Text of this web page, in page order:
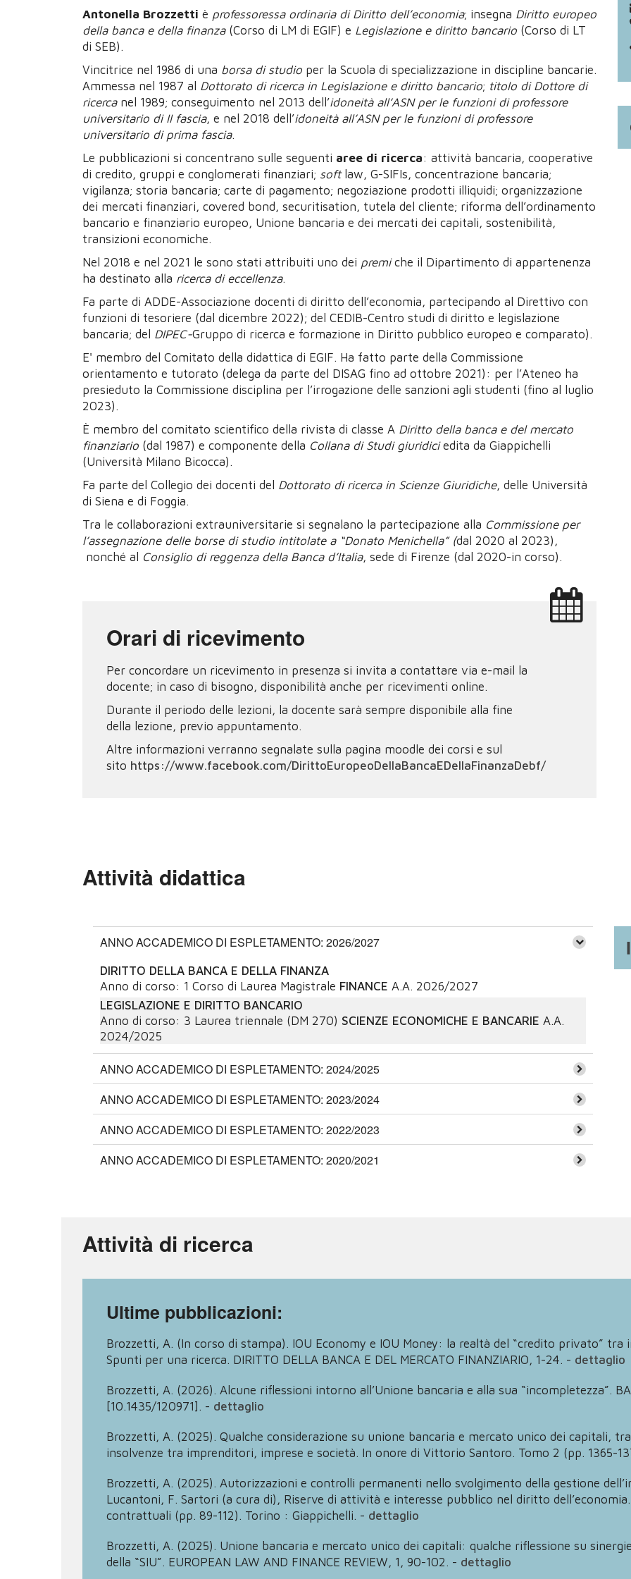
Antonella Brozzetti è professoressa ordinaria di Diritto dell’economia; insegna Diritto europeo
della banca e della finanza(Corso di LM di EGIF) e Legislazione e diritto bancario (Corso di LT
di SEB).
Vincitrice nel 1986 di una borsa di studio per la Scuola di specializzazione in discipline bancarie.
Ammessa nel 1987 al Dottorato di ricerca in Legislazione e diritto bancario; titolo di Dottore di
ricercanel 1989; conseguimento nel 2013 dell’idoneità all’ASN per le funzioni di professore
universitario di II fascia, e nel 2018 dell’idoneità all’ASN per le funzioni di professore
universitario di prima fascia.
Le pubblicazioni si concentrano sulle seguenti aree di ricerca: attività bancaria, cooperative
di credito, gruppi e conglomerati finanziari; soft law, G-SIFIs, concentrazione bancaria;
vigilanza; storia bancaria; carte di pagamento; negoziazione prodotti illiquidi; organizzazione
dei mercati finanziari, covered bond, securitisation, tutela del cliente; riforma dell’ordinamento
bancario e finanziario europeo, Unione bancaria e dei mercati dei capitali, sostenibilità,
transizioni economiche.
Nel 2018 e nel 2021 le sono stati attribuiti uno dei premiche il Dipartimento di appartenenza
ha destinato alla ricerca di eccellenza.
Fa parte di ADDE-Associazione docenti di diritto dell’economia, partecipando al Direttivo con
funzioni di tesoriere (dal dicembre 2022); del CEDIB-Centro studi di diritto e legislazione
bancaria; del DIPEC-Gruppo di ricerca e formazione in Diritto pubblico europeo e comparato).
E' membro del Comitato della didattica di EGIF. Ha fatto parte della Commissione
orientamento e tutorato (delega da parte del DISAG fino ad ottobre 2021): per l’Ateneo ha
presieduto la Commissione disciplina per l’irrogazione delle sanzioni agli studenti (fino al luglio
2023).
È membro del comitato scientifico della rivista di classe A Diritto della banca e del mercato
finanziario (dal 1987) e componente della Collana di Studi giuridiciedita da Giappichelli
(Università Milano Bicocca).
Fa parte del Collegio dei docenti del Dottorato di ricerca in Scienze Giuridiche, delle Università
di Siena e di Foggia.
Tra le collaborazioni extrauniversitarie si segnalano la partecipazione alla Commissione per
l’assegnazione delle borse di studio intitolate a “Donato Menichella” (dal 2020 al 2023),
nonché al Consiglio di reggenza della Banca d’Italia, sede di Firenze (dal 2020-in corso).
Orari di ricevimento
Per concordare un ricevimento in presenza si invita a contattare via e-mail la
docente; in caso di bisogno, disponibilità anche per ricevimenti online.
Durante il periodo delle lezioni, la docente sarà sempre disponibile alla fine
della lezione, previo appuntamento.
Altre informazioni verranno segnalate sulla pagina moodle dei corsi e sul
sito https://www.facebook.com/DirittoEuropeoDellaBancaEDellaFinanzaDebf/
Attività didattica
ANNO ACCADEMICO DI ESPLETAMENTO: 2026/2027
DIRITTO DELLA BANCA E DELLA FINANZA
Anno di corso: 1 Corso di Laurea Magistrale FINANCE A.A. 2026/2027
LEGISLAZIONE E DIRITTO BANCARIO
Anno di corso: 3 Laurea triennale (DM 270) SCIENZE ECONOMICHE E BANCARIE A.A.
2024/2025
ANNO ACCADEMICO DI ESPLETAMENTO: 2024/2025
ANNO ACCADEMICO DI ESPLETAMENTO: 2023/2024
ANNO ACCADEMICO DI ESPLETAMENTO: 2022/2023
ANNO ACCADEMICO DI ESPLETAMENTO: 2020/2021
Attività di ricerca
Ultime pubblicazioni:
Brozzetti, A. (In corso di stampa). IOU Economy e IOU Money: la realtà del “credito privato”
Spunti per una ricerca. DIRITTO DELLA BANCA E DEL MERCATO FINANZIARIO, 1-24. - dettaglio
Brozzetti, A. (2026). Alcune riflessioni intorno all’Unione bancaria e alla sua “incompletezza”.
[10.1435/120971]. - dettaglio
Brozzetti, A. (2025). Qualche considerazione su unione bancaria e mercato unico dei capitali,
insolvenze tra imprenditori, imprese e società. In onore di Vittorio Santoro. Tomo 2 (pp. 1365-
Brozzetti, A. (2025). Autorizzazioni e controlli permanenti nello svolgimento della gestione
Lucantoni, F. Sartori (a cura di), Riserve di attività e interesse pubblico nel diritto
contrattuali (pp. 89-112). Torino : Giappichelli. - dettaglio
Brozzetti, A. (2025). Unione bancaria e mercato unico dei capitali: qualche riflessione su
della “SIU”. EUROPEAN LAW AND FINANCE REVIEW, 1, 90-102. - dettaglio